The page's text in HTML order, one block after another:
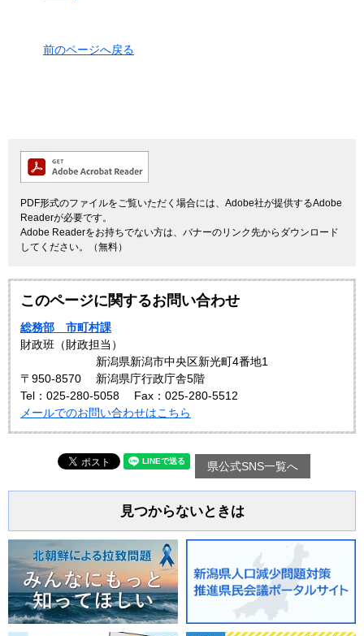
前のページへ戻る
PDF形式のファイルをご覧いただく場合には、Adobe社が提供するAdobe
Readerが必要です。
Adobe Readerをお持ちでない方は、バナーのリンク先からダウンロード
してください。（無料）
このページに関するお問い合わせ
総務部 市町村課
財政班（財政担当）
〒950-8570
新潟県新潟市中央区新光町4番地1
新潟県庁行政庁舎5階
Tel：025-280-5058
Fax：025-280-5512
メールでのお問い合わせはこちら
県公式SNS一覧へ
見つからないときは